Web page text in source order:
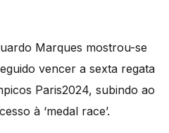
Marques mostrou-se
vencer a sexta regata
Paris2024, subindo ao
à ‘medal race’.